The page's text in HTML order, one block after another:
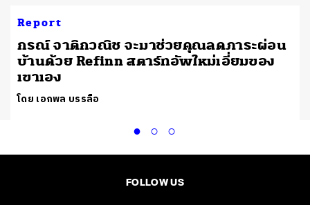
Report
กรณ์ จาติกวณิช จะมาช่วยคุณลดภาระผ่อน
บ้านด้วย Refinn สตาร์ทอัพใหม่เอี่ยมของ
เขาเอง
โดย เอกพล บรรลือ
FOLLOW US